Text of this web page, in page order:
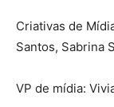
Criativas de
Santos, Sabrina
VP de mídia: